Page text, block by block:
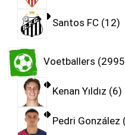
Santos FC 12
Voetballers 2995
Kenan Yıldız 6
Pedri González